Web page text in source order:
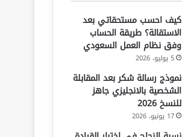
كيف احسب مستحقاتي بعد
الاستقالة؟ طريقة الحساب
وفق نظام العمل السعودي
5 يوليو، 2026
نموذج رسالة شكر بعد المقابلة
الشخصية بالانجليزي جاهز
للنسخ 2026
17 يونيو، 2026